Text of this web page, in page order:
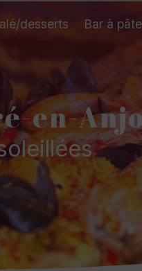
desserts Bar à
en-